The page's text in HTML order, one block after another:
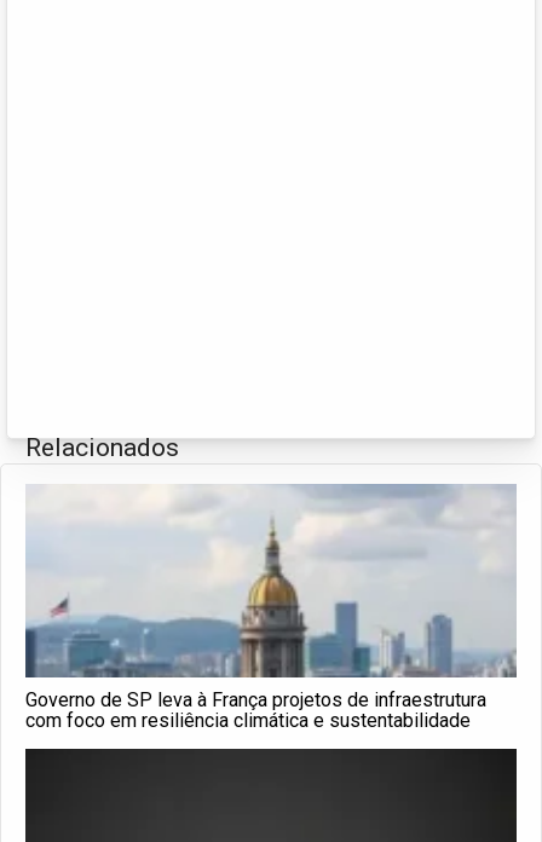
Relacionados
Governo de SP leva à França projetos de infraestrutura
com foco em resiliência climática e sustentabilidade